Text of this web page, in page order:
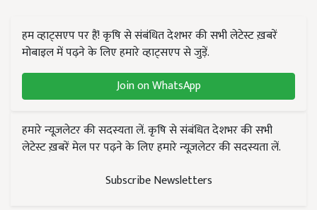
हम व्हाट्सएप पर हैं! कृषि से संबंधित देशभर की सभी लेटेस्ट ख़बरें
मोबाइल में पढ़ने के लिए हमारे व्हाट्सएप से जुड़ें.
Join on WhatsApp
हमारे न्यूज़लेटर की सदस्यता लें. कृषि से संबंधित देशभर की सभी
लेटेस्ट ख़बरें मेल पर पढ़ने के लिए हमारे न्यूज़लेटर की सदस्यता लें.
Subscribe Newsletters